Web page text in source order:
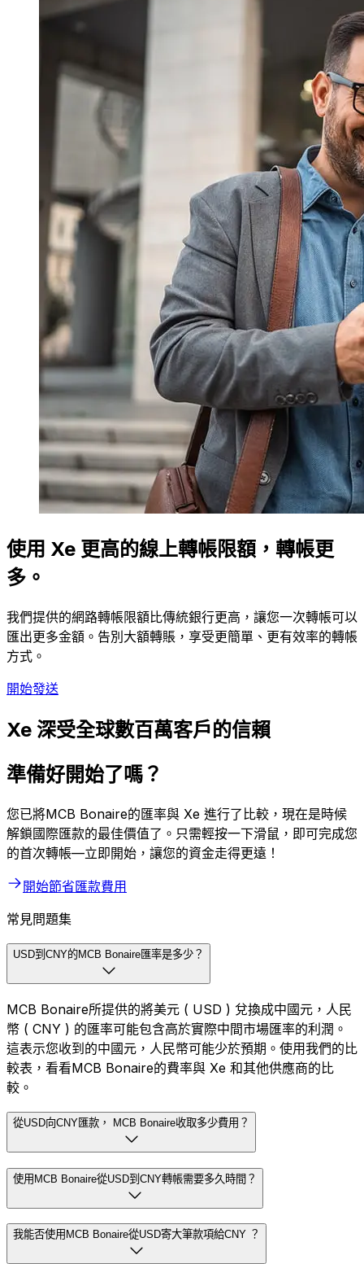
使用 Xe 更高的線上轉帳限額，轉帳更
多。
我們提供的網路轉帳限額比傳統銀行更高，讓您一次轉帳可以
匯出更多金額。告別大額轉賬，享受更簡單、更有效率的轉帳
方式。
開始發送
Xe 深受全球數百萬客戶的信賴
準備好開始了嗎？
您已將MCB Bonaire的匯率與 Xe 進行了比較，現在是時候
解鎖國際匯款的最佳價值了。只需輕按一下滑鼠，即可完成您
的首次轉帳—立即開始，讓您的資金走得更遠！
開始節省匯款費用
常見問題集
USD到CNY的MCB Bonaire匯率是多少？
MCB Bonaire所提供的將美元 ( USD ) 兌換成中國元，人民
幣 ( CNY ) 的匯率可能包含高於實際中間市場匯率的利潤。
這表示您收到的中國元，人民幣可能少於預期。使用我們的比
較表，看看MCB Bonaire的費率與 Xe 和其他供應商的比
較。
從USD向CNY匯款， MCB Bonaire收取多少費用？
使用MCB Bonaire從USD到CNY轉帳需要多久時間？
我能否使用MCB Bonaire從USD寄大筆款項給CNY ？